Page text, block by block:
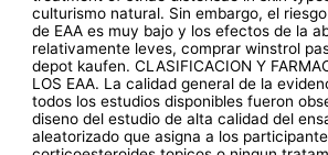
culturismo natural. Sin embargo, el
de EAA es muy bajo y los efectos de la
relativamente leves, comprar winstrol
depot kaufen. CLASIFICACION Y
LOS EAA. La calidad general de la
todos los estudios disponibles fueron
diseno del estudio de alta calidad del
aleatorizado que asigna a los